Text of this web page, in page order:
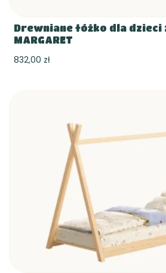
Drewniane łóżko dla
MARGARET
832,00 zł